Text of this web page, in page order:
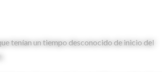
tenían un tiempo desconocido de inicio del